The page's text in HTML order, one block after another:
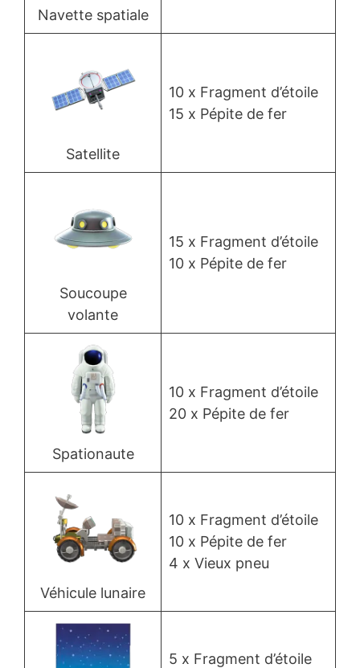
Navette spatiale
Satellite
10 x Fragment d’étoile
15 x Pépite de fer
Soucoupe
volante
15 x Fragment d’étoile
10 x Pépite de fer
Spationaute
10 x Fragment d’étoile
20 x Pépite de fer
Véhicule lunaire
10 x Fragment d’étoile
10 x Pépite de fer
4 x Vieux pneu
5 x Fragment d’étoile